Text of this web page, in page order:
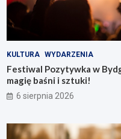
KULTURA WYDARZENIA
Festiwal Pozytywka w
magię baśni i sztuki!
6 sierpnia 2026